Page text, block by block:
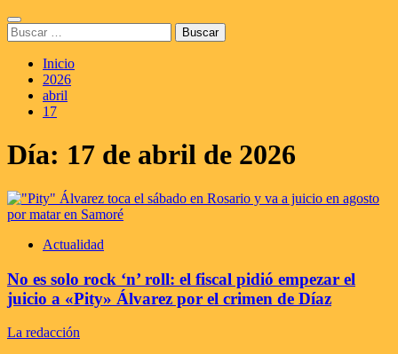
Saltar
al
contenido
Menú
principal
Buscar:
Inicio
2026
abril
17
Día: 17 de abril de 2026
Actualidad
No es solo rock ‘n’ roll: el fiscal pidió empezar el
juicio a «Pity» Álvarez por el crimen de Díaz
La redacción